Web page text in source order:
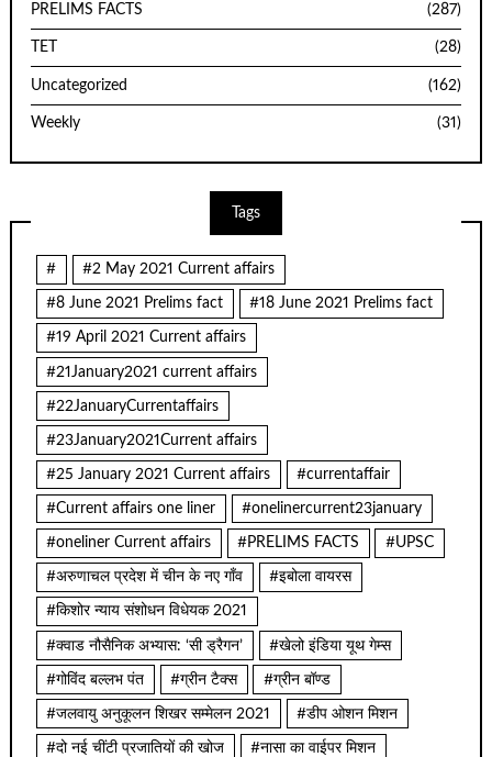
PRELIMS FACTS (287)
TET (28)
Uncategorized (162)
Weekly (31)
Tags
# #2 May 2021 Current affairs
#8 June 2021 Prelims fact #18 June 2021 Prelims fact
#19 April 2021 Current affairs
#21January2021 current affairs
#22JanuaryCurrentaffairs
#23January2021Current affairs
#25 January 2021 Current affairs #currentaffair
#Current affairs one liner #onelinercurrent23january
#oneliner Current affairs #PRELIMS FACTS #UPSC
#अरुणाचल प्रदेश में चीन के नए गाँव #इबोला वायरस
#किशोर न्याय संशोधन विधेयक 2021
#क्वाड नौसैनिक अभ्यास: ‘सी ड्रैगन’ #खेलो इंडिया यूथ गेम्स
#गोविंद बल्लभ पंत #ग्रीन टैक्स #ग्रीन बॉण्ड
#जलवायु अनुकूलन शिखर सम्मेलन 2021 #डीप ओशन मिशन
#दो नई चींटी प्रजातियों की खोज #नासा का वाईपर मिशन